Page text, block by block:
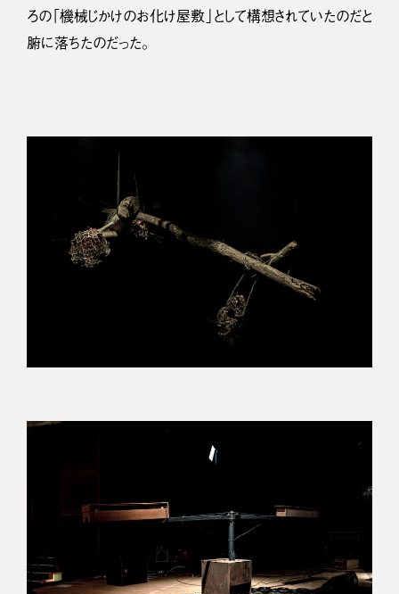
ろの「機械じかけのお化け屋敷」として構想されていたのだと
腑に落ちたのだった。